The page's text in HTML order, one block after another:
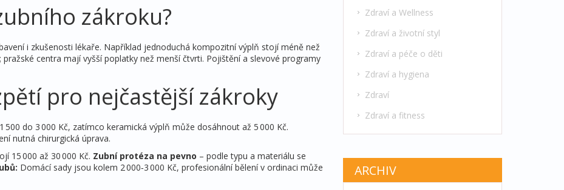
zákroku?
i zkušenosti lékaře. Například jednoduchá kompozitní výplň stojí méně než
centra mají vyšší poplatky než menší čtvrti. Pojištění a slevové programy
pro nejčastější zákroky
do 3 000 Kč, zatímco keramická výplň může dosáhnout až 5 000 Kč.
nutná chirurgická úprava.
15 000 až 30 000 Kč. Zubní protéza na pevno – podle typu a materiálu se
Domácí sady jsou kolem 2 000‑3 000 Kč, profesionální bělení v ordinaci může
Zdraví a Wellness
Zdraví a životní styl
Zdraví a péče o děti
Zdraví a hygiena
Zdraví
Zdraví a fitness
ARCHIV